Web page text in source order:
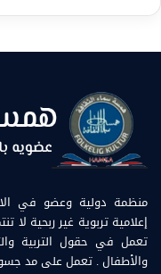
منظمة دولية وعضو في
إعلامية تربوية غير ربحية
تعمل في حقول التربية
والأطفال . تعمل على مد